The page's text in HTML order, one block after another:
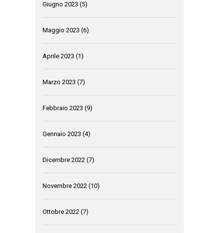
Giugno 2023 (5)
Maggio 2023 (6)
Aprile 2023 (1)
Marzo 2023 (7)
Febbraio 2023 (9)
Gennaio 2023 (4)
Dicembre 2022 (7)
Novembre 2022 (10)
Ottobre 2022 (7)